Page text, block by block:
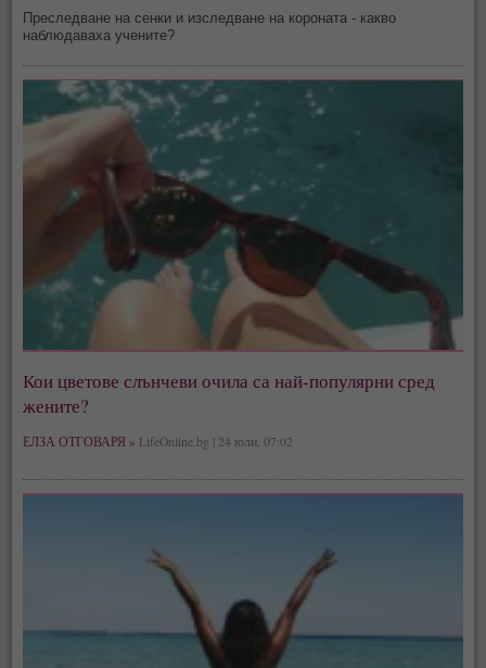
Преследване на сенки и изследване на короната - какво
наблюдаваха учените?
Кои цветове слънчеви очила са най-популярни сред
жените?
ЕЛЗА ОТГОВАРЯ » LifeOnline.bg | 24 юли, 07:02